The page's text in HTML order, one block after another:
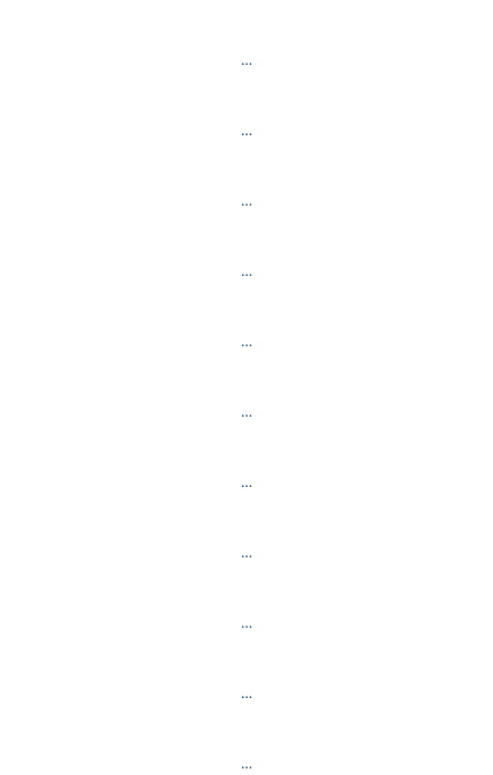
…
…
…
…
…
…
…
…
…
…
…